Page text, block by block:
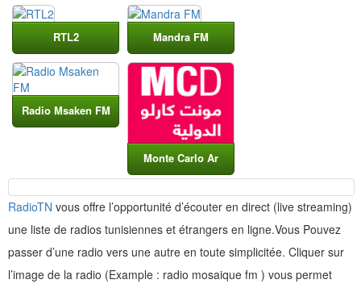
RTL2 Mandra FM
Radio Msaken FM
Monte Carlo Ar
RadioTN vous offre l’opportunité d’écouter en direct (live streaming)
une liste de radios tunisiennes et étrangers en ligne.Vous Pouvez
passer d’une radio vers une autre en toute simplicitée. Cliquer sur
l’image de la radio (Example : radio mosaique fm ) vous permet